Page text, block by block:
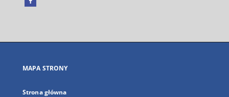
się
karcie
MAPA STRONY
Strona główna